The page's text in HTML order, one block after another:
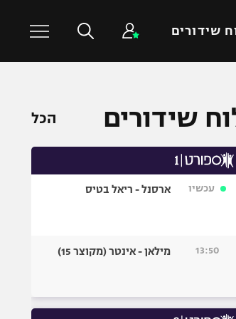
שידורים
כדורעף
היאבקות WWE
שידורים הכל
עכשיו ארסנל - ריאל בטיס
13:50 מילאן - אינטר (מקוצר 15)